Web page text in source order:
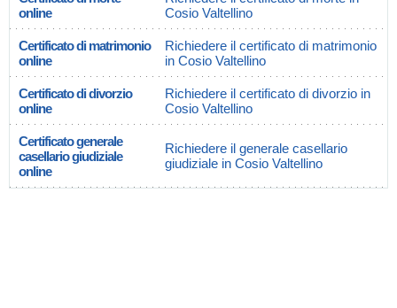
online
Cosio Valtellino
Certificato di matrimonio
online
Richiedere il certificato di matrimonio
in Cosio Valtellino
Certificato di divorzio
online
Richiedere il certificato di divorzio in
Cosio Valtellino
Certificato generale
casellario giudiziale
online
Richiedere il generale casellario
giudiziale in Cosio Valtellino